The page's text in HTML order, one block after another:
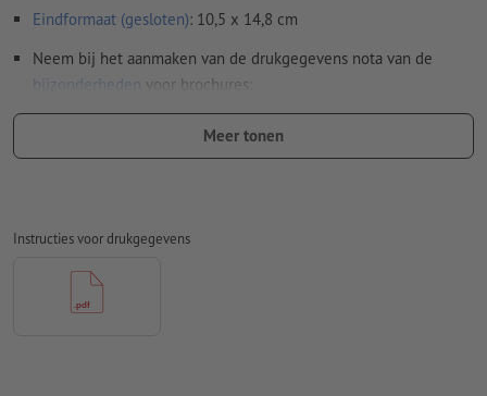
Eindformaat (gesloten): 10,5 x 14,8 cm
Neem bij het aanmaken van de drukgegevens nota van de
bijzonderheden
voor brochures:
Paginavolgorde:
daarvoor hebben wij een pdf-bestand met doorlopende
afzonderlijke pagina's nodig
wanneer u in het lay-outprogramma met dubbele
Meer tonen
Instructies voor drukgegevens